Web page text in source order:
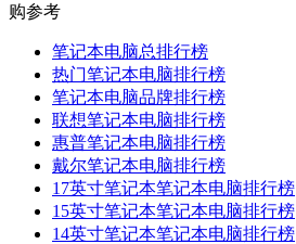
购参考
笔记本电脑总排行榜
热门笔记本电脑排行榜
笔记本电脑品牌排行榜
联想笔记本电脑排行榜
惠普笔记本电脑排行榜
戴尔笔记本电脑排行榜
17英寸笔记本笔记本电脑排行榜
15英寸笔记本笔记本电脑排行榜
14英寸笔记本笔记本电脑排行榜